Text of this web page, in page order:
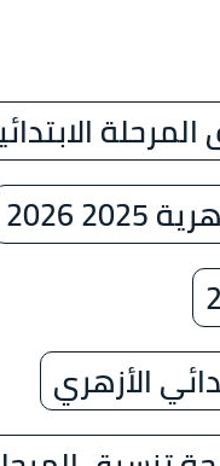
الابتدائية
2026
الأزهري